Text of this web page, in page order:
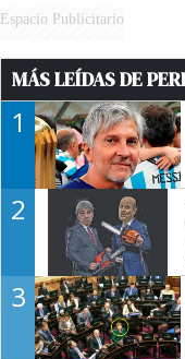
Espacio Publicitario
MÁS LEÍDAS DE
1
2
3